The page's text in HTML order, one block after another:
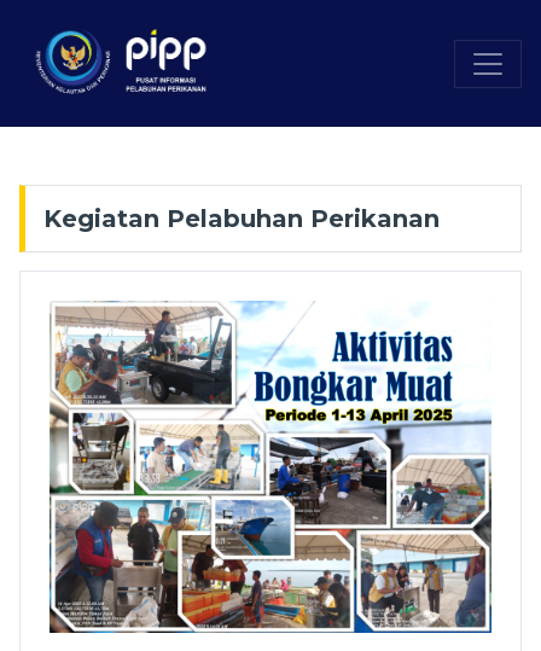
Kegiatan Pelabuhan Perikanan